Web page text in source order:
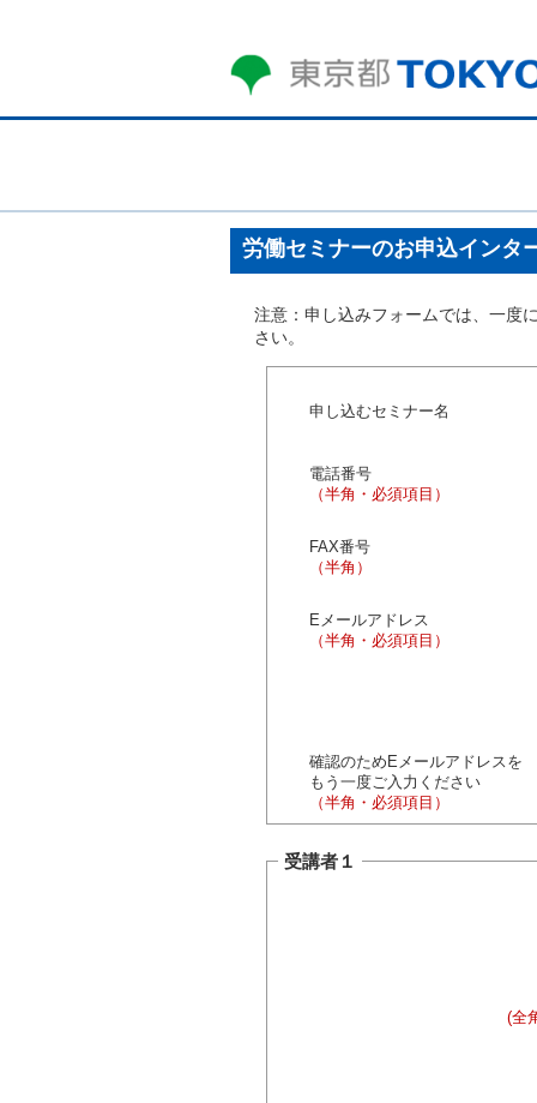
労働セミナーのお申込インタ
注意：申し込みフォームでは、一度
さい。
申し込むセミナー名
電話番号
（半角・必須項目）
FAX番号
（半角）
Eメールアドレス
（半角・必須項目）
確認のためEメールアドレスを
もう一度ご入力ください
（半角・必須項目）
受講者１
(全